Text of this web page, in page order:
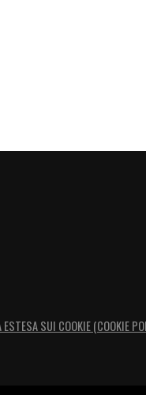
ESTESA SUI COOKIE (COOKIE